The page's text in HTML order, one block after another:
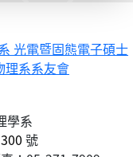
光電暨固態電子碩士
理系系友會
學系
號